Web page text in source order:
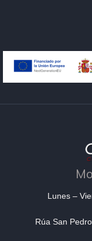
Lunes –
Rúa San